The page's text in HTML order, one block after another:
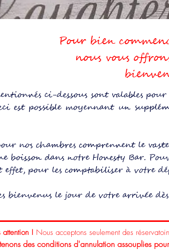
Pour bien
nous vous
ci-dessous sont valables pour
est possible moyennant un
nos chambres comprennent le
boisson dans notre Honesty Bar.
effet, pour les comptabiliser à votre
bienvenus le jour de votre arrivée
attention ! Nous acceptons seulement des
des conditions d'annulation assouplies